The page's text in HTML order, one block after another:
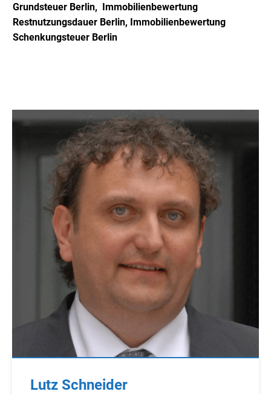
Grundsteuer Berlin, Immobilienbewertung
Restnutzungsdauer Berlin, Immobilienbewertung
Schenkungsteuer Berlin
Lutz Schneider